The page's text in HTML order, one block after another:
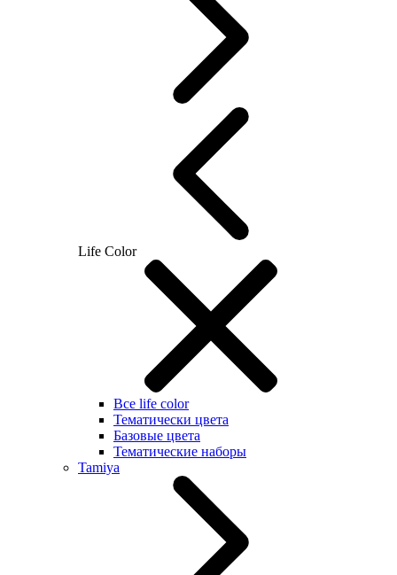
Life Color
Все life color
Тематически цвета
Базовые цвета
Тематические наборы
Tamiya